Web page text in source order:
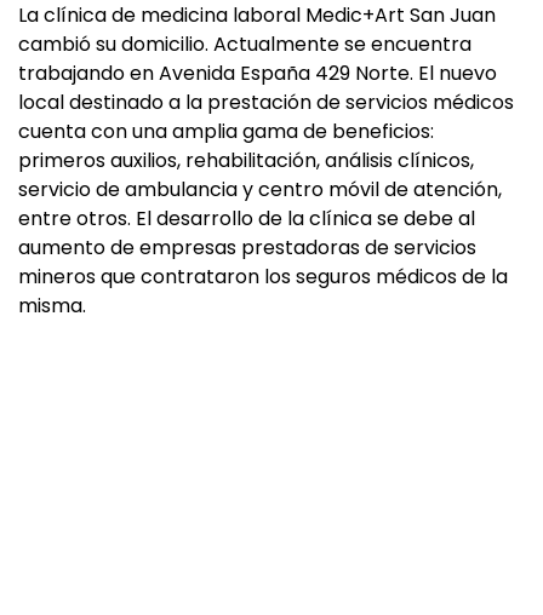
La clínica de medicina laboral Medic+Art San Juan
cambió su domicilio. Actualmente se encuentra
trabajando en Avenida España 429 Norte. El nuevo
local destinado a la prestación de servicios médicos
cuenta con una amplia gama de beneficios:
primeros auxilios, rehabilitación, análisis clínicos,
servicio de ambulancia y centro móvil de atención,
entre otros. El desarrollo de la clínica se debe al
aumento de empresas prestadoras de servicios
mineros que contrataron los seguros médicos de la
misma.